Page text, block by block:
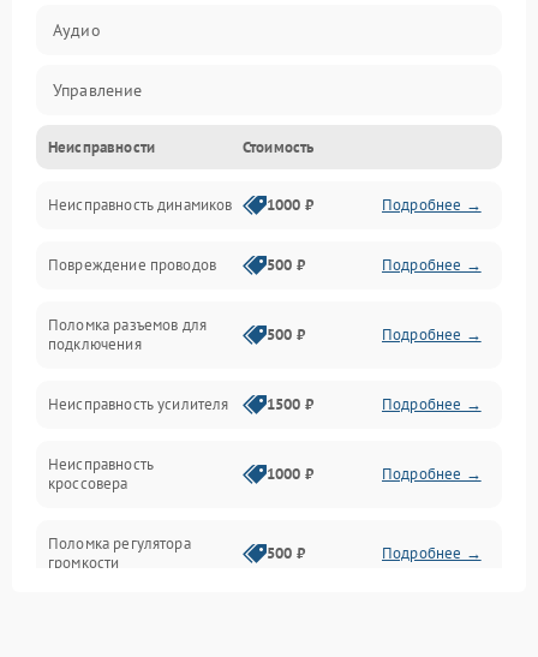
Аудио
Управление
Электропитание
Связь
Механические повреждения
Неисправности Стоимость
Неисправность динамиков 1000 ₽ Подробнее →
Повреждение проводов 500 ₽ Подробнее →
Поломка разъемов для
подключения
500 ₽ Подробнее →
Неисправность усилителя 1500 ₽ Подробнее →
Неисправность
кроссовера
1000 ₽ Подробнее →
Поломка регулятора
громкости
500 ₽ Подробнее →